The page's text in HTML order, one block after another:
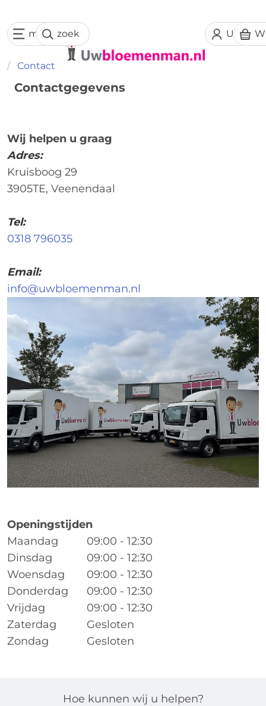
Uw
menuzoek
Contact
Contactgegevens
Wij helpen u graag
Adres:
Kruisboog 29
3905TE, Veenendaal
Tel:
0318 796035
Email:
info@uwbloemenman.nl
Openingstijden
Maandag
09:00 - 12:30
Dinsdag
09:00 - 12:30
Woensdag
09:00 - 12:30
Donderdag
09:00 - 12:30
Vrijdag
09:00 - 12:30
Zaterdag
Gesloten
Zondag
Gesloten
Hoe kunnen wij u helpen?